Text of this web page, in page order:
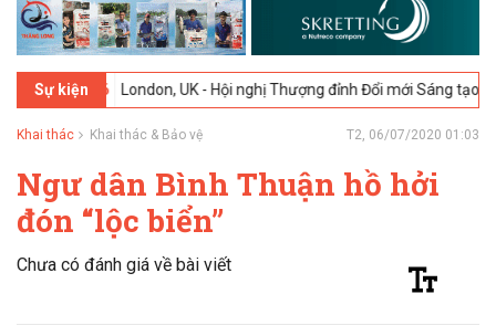
Sự kiện
2026 London, UK - Hội nghị Thượng đỉnh Đổi mới Sáng tạo trong
Khai thác Khai thác & Bảo vệ T2, 06/07/2020 01:03
Ngư dân Bình Thuận hồ hởi
đón “lộc biển”
Chưa có đánh giá về bài viết